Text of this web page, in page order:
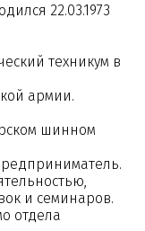
22.03.1973
техникум в
армии.
шинном
и семинаров.
отдела